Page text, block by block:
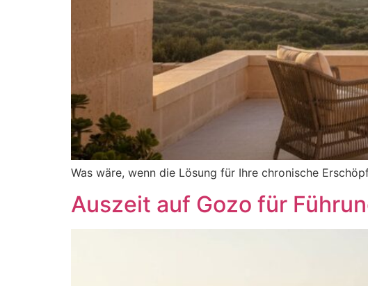
Was wäre, wenn die Lösung für Ihre chronische
Auszeit auf Gozo für